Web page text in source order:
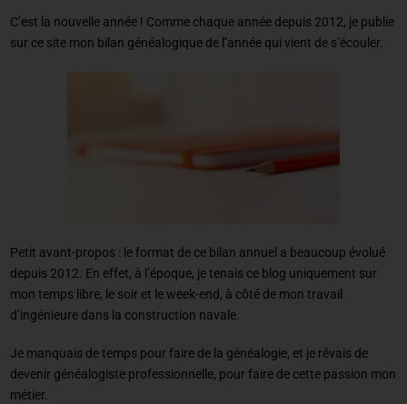
C’est la nouvelle année ! Comme chaque année depuis 2012, je publie
sur ce site mon bilan généalogique de l’année qui vient de s’écouler.
Petit avant-propos : le format de ce bilan annuel a beaucoup évolué
depuis 2012. En effet, à l’époque, je tenais ce blog uniquement sur
mon temps libre, le soir et le week-end, à côté de mon travail
d’ingénieure dans la construction navale.
Je manquais de temps pour faire de la généalogie, et je rêvais de
devenir généalogiste professionnelle, pour faire de cette passion mon
métier.